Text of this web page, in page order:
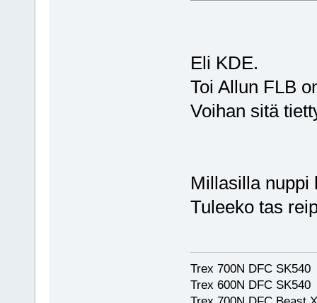
Eli KDE.
Toi Allun FLB
Voihan sitä
Millasilla nuppi
Tuleeko tas
Trex 700N DFC SK540
Trex 600N DFC SK540